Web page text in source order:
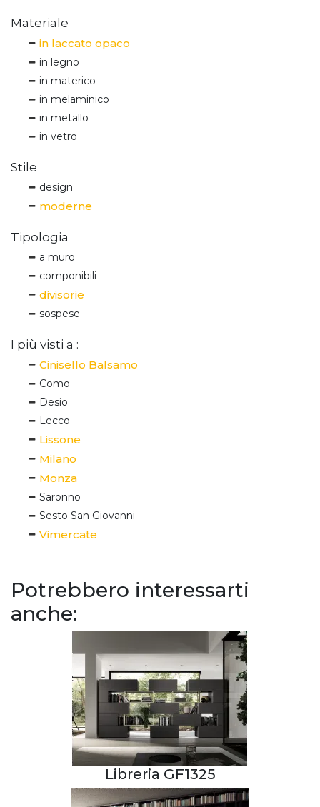
Materiale
in laccato opaco
in legno
in materico
in melaminico
in metallo
in vetro
Stile
design
moderne
Tipologia
a muro
componibili
divisorie
sospese
I più visti a :
Cinisello Balsamo
Como
Desio
Lecco
Lissone
Milano
Monza
Saronno
Sesto San Giovanni
Vimercate
Potrebbero interessarti
anche:
Libreria GF1325